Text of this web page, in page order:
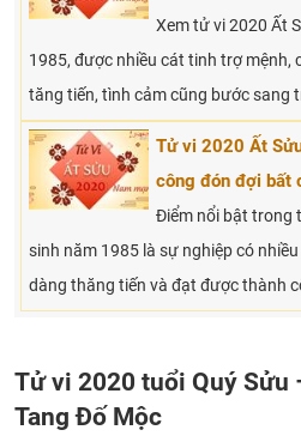
Xem tử vi 2020 Ất
1985, được nhiều cát tinh trợ mệnh,
tăng tiến, tình cảm cũng bước sang
Tử vi 2020 Ất
công đón đợi bất
Điểm nổi bật trong
sinh năm 1985 là sự nghiệp có
dàng thăng tiến và đạt được thành
Tử vi 2020 tuổi Quý Sửu
Tang Đố Mộc